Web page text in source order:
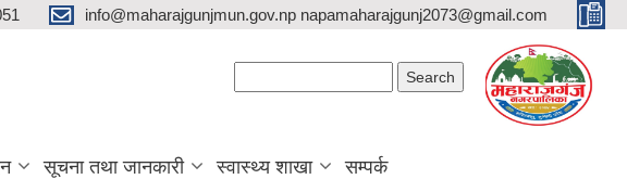
info@maharajgunjmun.gov.np napamaharajgunj2073@gmail.com
सूचना तथा जानकारी स्वास्थ्य शाखा सम्पर्क